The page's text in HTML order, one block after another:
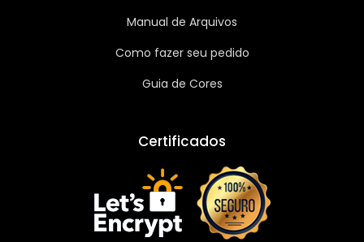
Manual de Arquivos
Como fazer seu pedido
Guia de Cores
Certificados